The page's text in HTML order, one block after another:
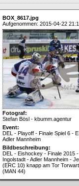
BOX_8617.jpg
Aufgenommen: 2015-04-22
Fotograf:
Stefan Bösl - kbumm.agentur
Event:
DEL - Playoff - Finale Spiel 6 -
Adler Mannheim
Bildbeschreibung:
DEL - Eishockey - Finale 2015
Ingolstadt - Adler Mannheim -
(ERC 10) knapp am Tor
(MAN 44)